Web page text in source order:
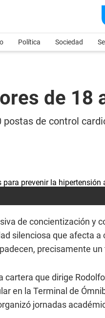
Política Sociedad
de
de control
de concientización y
silenciosa que afecta a
precisamente un
cartera que dirige
en la Terminal de
jornadas